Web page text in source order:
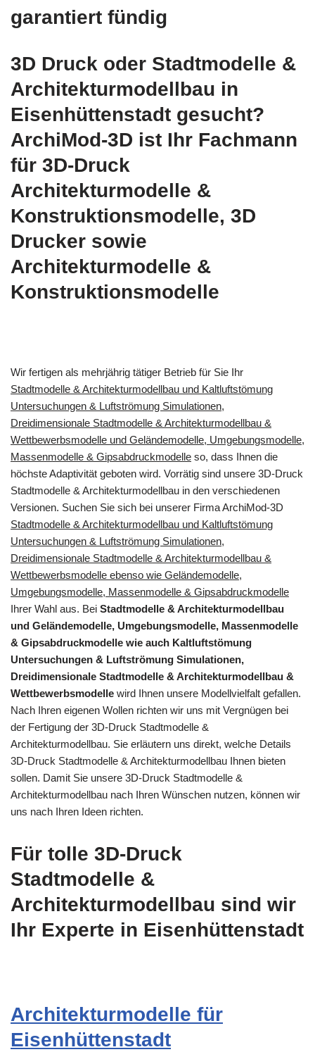
garantiert fündig
3D Druck oder Stadtmodelle &
Architekturmodellbau in
Eisenhüttenstadt gesucht?
ArchiMod-3D ist Ihr Fachmann
für 3D-Druck
Architekturmodelle &
Konstruktionsmodelle, 3D
Drucker sowie
Architekturmodelle &
Konstruktionsmodelle
Wir fertigen als mehrjährig tätiger Betrieb für Sie Ihr
Stadtmodelle & Architekturmodellbau und Kaltluftstömung
Untersuchungen & Luftströmung Simulationen,
Dreidimensionale Stadtmodelle & Architekturmodellbau &
Wettbewerbsmodelle und Geländemodelle, Umgebungsmodelle,
Massenmodelle & Gipsabdruckmodelle so, dass Ihnen die
höchste Adaptivität geboten wird. Vorrätig sind unsere 3D-Druck
Stadtmodelle & Architekturmodellbau in den verschiedenen
Versionen. Suchen Sie sich bei unserer Firma ArchiMod-3D
Stadtmodelle & Architekturmodellbau und Kaltluftstömung
Untersuchungen & Luftströmung Simulationen,
Dreidimensionale Stadtmodelle & Architekturmodellbau &
Wettbewerbsmodelle ebenso wie Geländemodelle,
Umgebungsmodelle, Massenmodelle & Gipsabdruckmodelle
Ihrer Wahl aus. Bei Stadtmodelle & Architekturmodellbau
und Geländemodelle, Umgebungsmodelle, Massenmodelle
& Gipsabdruckmodelle wie auch Kaltluftstömung
Untersuchungen & Luftströmung Simulationen,
Dreidimensionale Stadtmodelle & Architekturmodellbau &
Wettbewerbsmodelle wird Ihnen unsere Modellvielfalt gefallen.
Nach Ihren eigenen Wollen richten wir uns mit Vergnügen bei
der Fertigung der 3D-Druck Stadtmodelle &
Architekturmodellbau. Sie erläutern uns direkt, welche Details
3D-Druck Stadtmodelle & Architekturmodellbau Ihnen bieten
sollen. Damit Sie unsere 3D-Druck Stadtmodelle &
Architekturmodellbau nach Ihren Wünschen nutzen, können wir
uns nach Ihren Ideen richten.
Für tolle 3D-Druck
Stadtmodelle &
Architekturmodellbau sind wir
Ihr Experte in Eisenhüttenstadt
Architekturmodelle für
Eisenhüttenstadt